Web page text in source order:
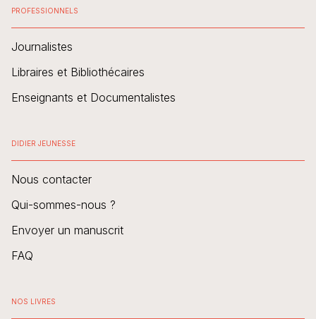
PROFESSIONNELS
Journalistes
Libraires et Bibliothécaires
Enseignants et Documentalistes
DIDIER JEUNESSE
Nous contacter
Qui-sommes-nous ?
Envoyer un manuscrit
FAQ
NOS LIVRES